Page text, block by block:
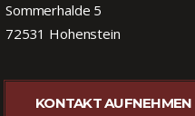
Sommerhalde 5
72531 Hohenstein
KONTAKT AUFNEHMEN